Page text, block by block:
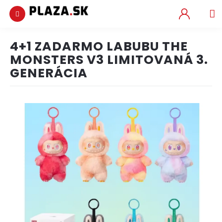
Prejsť
obsah
Obchodné
podmienky
ochrany
osobných
údajov
Preprava
Vychytávky
záhrada
4+1 ZADARMO LABUBU THE
MONSTERS V3 LIMITOVANÁ 3.
GENERÁCIA